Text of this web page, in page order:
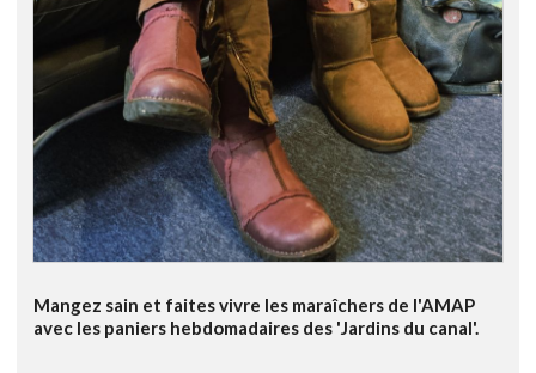
Mangez sain et faites vivre les maraîchers de l'AMAP
avec les paniers hebdomadaires des 'Jardins du canal'.